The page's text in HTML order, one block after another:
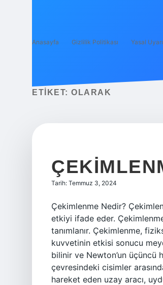
Anasayfa Gizlilik Politikası Yasal Uyarı
ETIKET: OLARAK
Tarih: Temmuz 3, 2024
Çekimlenme Nedir?
etkiyi ifade eder.
tanımlanır. Çekimlenme,
kuvvetinin etkisi sonucu
bilinir ve Newton’un üçüncü
çevresindeki cisimler
hareket eden uzay aracı,